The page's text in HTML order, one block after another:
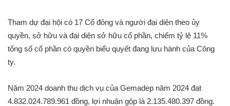
Tham dự đại hội có 17 Cổ đông và người đại diện theo ủy
quyền, sở hữu và đại diện sở hữu cổ phần, chiếm tỷ lệ 11%
tổng số cổ phần có quyền biểu quyết đang lưu hành của Công
ty.
Năm 2024 doanh thu dịch vụ của Gemadep năm 2024 đạt
4.832.024.789.961 đồng, lợi nhuận gộp là 2.135.480.397 đồng.